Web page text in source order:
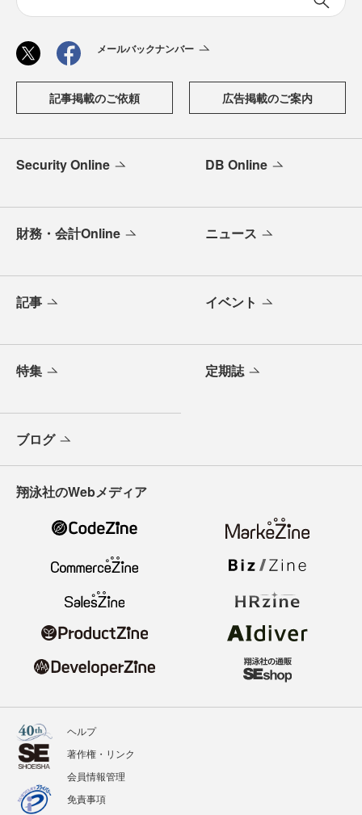
メールバックナンバー
記事掲載のご依頼 広告掲載のご案内
Security Online DB Online
財務・会計Online ニュース
記事 イベント
特集 定期誌
ブログ
翔泳社のWebメディア
ヘルプ
著作権・リンク
会員情報管理
免責事項